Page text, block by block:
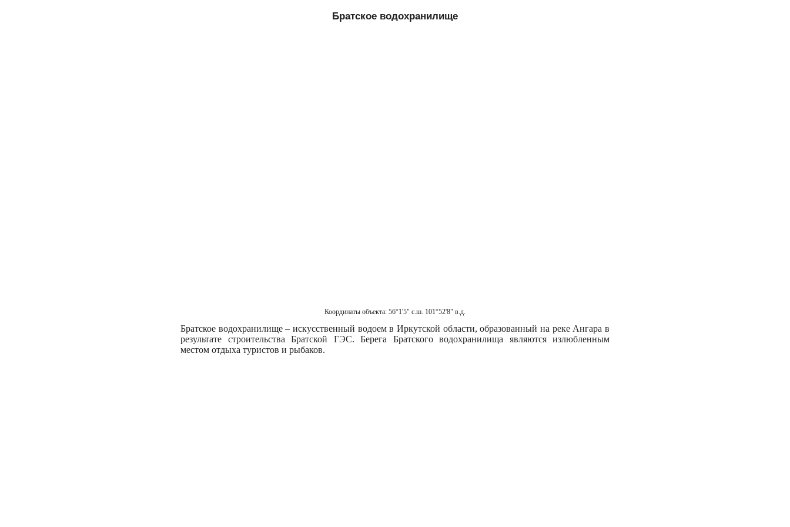
Братское водохранилище
Координаты объекта: 56°1'5" с.ш. 101°52'8" в.д.
Братское водохранилище – искусственный водоем в Иркутской области, образованный на реке Ангара в
результате строительства Братской ГЭС. Берега Братского водохранилища являются излюбленным
местом отдыха туристов и рыбаков.